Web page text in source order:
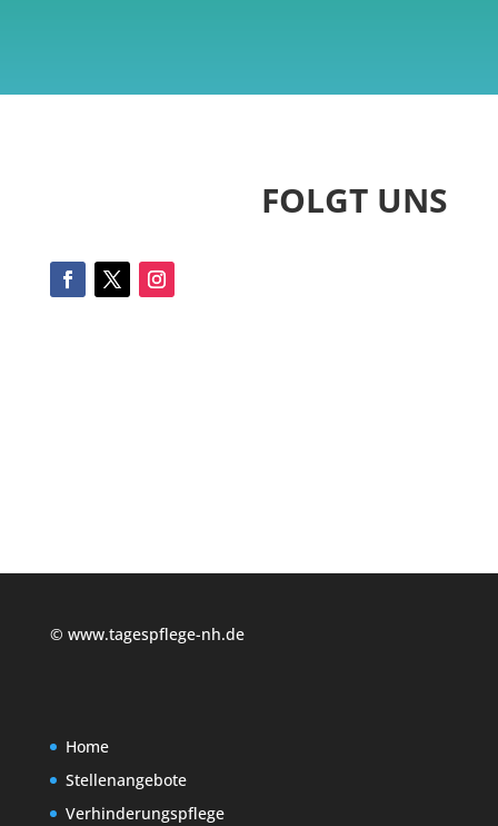
FOLGT UNS
© www.tagespflege-nh.de
Home
Stellenangebote
Verhinderungspflege